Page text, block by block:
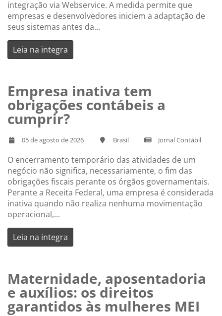
integração via Webservice. A medida permite que
empresas e desenvolvedores iniciem a adaptação de
seus sistemas antes da...
Leia na integra
Empresa inativa tem
obrigações contábeis a
cumprir?
05 de agosto de 2026 Brasil Jornal Contábil
O encerramento temporário das atividades de um
negócio não significa, necessariamente, o fim das
obrigações fiscais perante os órgãos governamentais.
Perante a Receita Federal, uma empresa é considerada
inativa quando não realiza nenhuma movimentação
operacional,...
Leia na integra
Maternidade, aposentadoria
e auxílios: os direitos
garantidos às mulheres MEI